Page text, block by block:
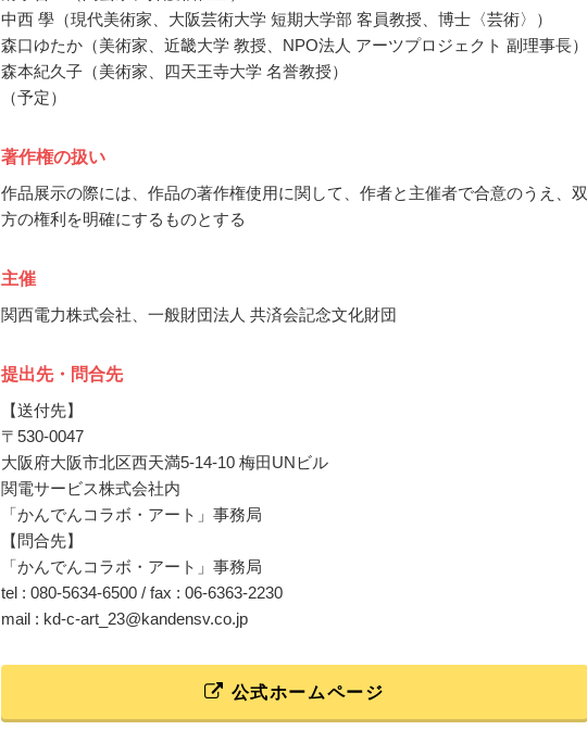
中西 學（現代美術家、大阪芸術大学 短期大学部 客員教授、博士〈芸術〉）
森口ゆたか（美術家、近畿大学 教授、NPO法人 アーツプロジェクト 副理事長）
森本紀久子（美術家、四天王寺大学 名誉教授）
（予定）
著作権の扱い
作品展示の際には、作品の著作権使用に関して、作者と主催者で合意のうえ、双
方の権利を明確にするものとする
主催
関西電力株式会社、一般財団法人 共済会記念文化財団
提出先・問合先
【送付先】
〒530-0047
大阪府大阪市北区西天満5-14-10 梅田UNビル
関電サービス株式会社内
「かんでんコラボ・アート」事務局
【問合先】
「かんでんコラボ・アート」事務局
tel : 080-5634-6500 / fax : 06-6363-2230
mail : kd-c-art_23@kandensv.co.jp
公式ホームページ